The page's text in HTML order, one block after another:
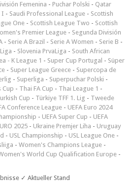
Femenina - Puchar Polski - Qatar
I - Saudi Professional League - Scottish
One - Scottish League Two - Scottish
Premier League - Segunda División
- Serie A Brazil - Serie A Women - Serie B -
- Slovenia PrvaLiga - South African
- K League 1 - Super Cup Portugal - Süper
- Super League Greece - Supercopa de
- Superliga - Superpuchar Polski -
Cup - Thai FA Cup - Thai League 1 -
Cup - Türkiye TFF 1. Lig - Tweede
Conference League - UEFA Euro 2024
- UEFA Super Cup - UEFA
2025 - Ukraine Premjer Liha - Uruguay
- USL Championship - USL League One -
- Women's Champions League -
World Cup Qualification Europe -
✓ Aktueller Stand